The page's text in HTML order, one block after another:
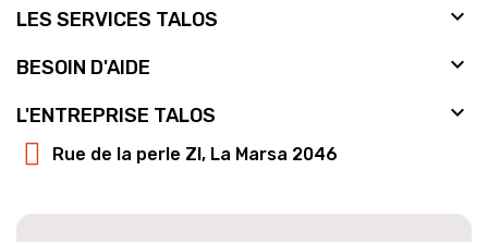
LES SERVICES TALOS 
BESOIN D'AIDE 
L'ENTREPRISE TALOS 
Rue de la perle ZI, La Marsa 2046